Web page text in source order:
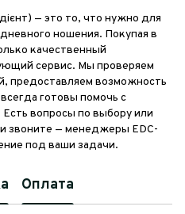
— это то, что нужно для
ношения. Покупая в
качественный
сервис. Мы проверяем
предоставляем возможность
готовы помочь с
вопросы по выбору или
звоните — менеджеры EDC-
под ваши задачи.
Оплата